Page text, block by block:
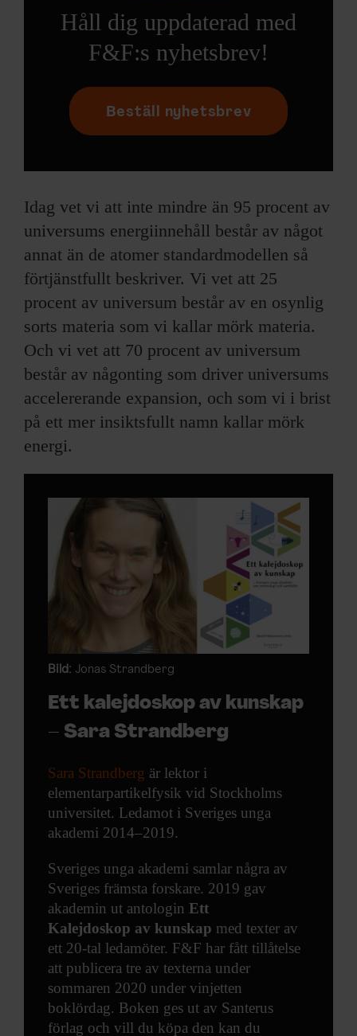
Håll dig uppdaterad med
F&F:s nyhetsbrev!
Beställ nyhetsbrev
Idag vet vi att inte mindre än 95 procent av
universums energiinnehåll består av något
annat än de atomer standardmodellen så
förtjänstfullt beskriver. Vi vet att 25
procent av universum består av en osynlig
sorts materia som vi kallar mörk materia.
Och vi vet att 70 procent av universum
består av någonting som driver universums
accelererande expansion, och som vi i brist
på ett mer insiktsfullt namn kallar mörk
energi.
Bild: Jonas Strandberg
Ett kalejdoskop av kunskap
– Sara Strandberg
Sara Strandberg är lektor i
elementarpartikelfysik vid Stockholms
universitet. Ledamot i Sveriges unga
akademi 2014–2019.
Sveriges unga akademi samlar några av
Sveriges främsta forskare. 2019 gav
akademin ut antologin Ett
Kalejdoskop av kunskap med texter av
ett 20-tal ledamöter. F&F har fått tillåtelse
att publicera tre av texterna under
sommaren 2020 under vinjetten
boklördag. Boken ges ut av Santerus
förlag och vill du köpa den kan du